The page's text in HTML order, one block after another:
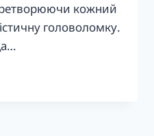
кожний
головоломку.